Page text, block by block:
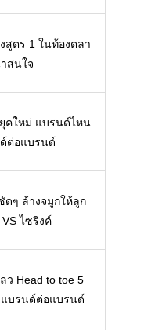
สูตร 1 ในท้องตลา
สนใจ
คใหม่ แบรนด์ไหน
ต่อแบรนด์
ดๆ ล้างจมูกให้ลูก
ไซริงค์
ว Head to toe 5
บรนด์ต่อแบรนด์